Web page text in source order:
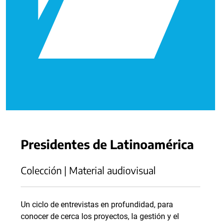
Presidentes de Latinoamérica
Colección | Material audiovisual
Un ciclo de entrevistas en profundidad, para
conocer de cerca los proyectos, la gestión y el